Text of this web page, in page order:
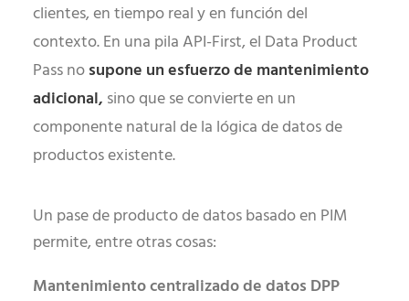
clientes, en tiempo real y en función del
contexto. En una pila API-First, el Data Product
Pass nosupone un esfuerzo de mantenimiento
adicional, sino que se convierte en un
componente natural de la lógica de datos de
productos existente.
Un pase de producto de datos basado en PIM
permite, entre otras cosas:
Mantenimiento centralizado de datos DPP